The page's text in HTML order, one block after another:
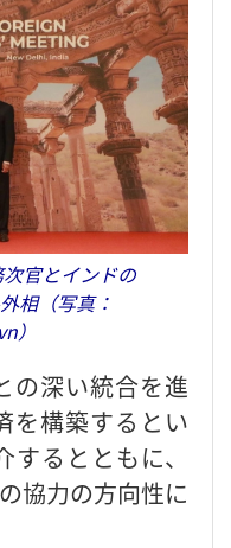
官とインドの
相（写真：
）
の深い統合を進
を構築するとい
るとともに、
協力の方向性に